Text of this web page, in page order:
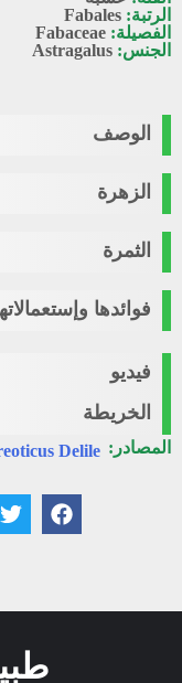
الرتبة: Fabales
الفصيلة: Fabaceae
الجنس: Astragalus
الوصف
الزهرة
الثمرة
فوائدها
فيديو
الخريطة
المصادر: Delile